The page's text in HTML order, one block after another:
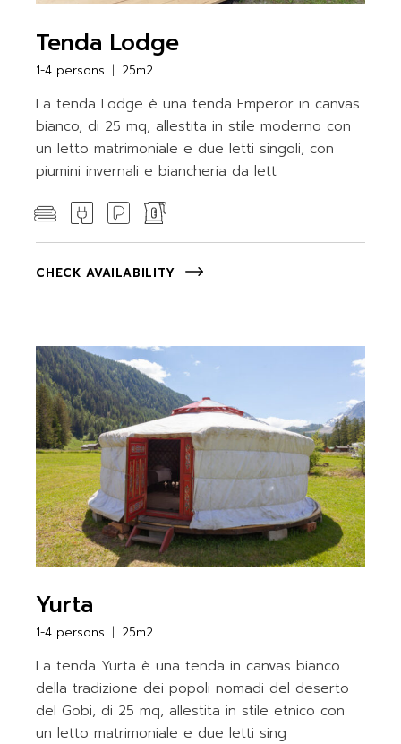
Tenda Lodge
1-4 persons 25m2
La tenda Lodge è una tenda Emperor in canvas
bianco, di 25 mq, allestita in stile moderno con
un letto matrimoniale e due letti singoli, con
piumini invernali e biancheria da lett
CHECK AVAILABILITY
Yurta
1-4 persons 25m2
La tenda Yurta è una tenda in canvas bianco
della tradizione dei popoli nomadi del deserto
del Gobi, di 25 mq, allestita in stile etnico con
un letto matrimoniale e due letti sing